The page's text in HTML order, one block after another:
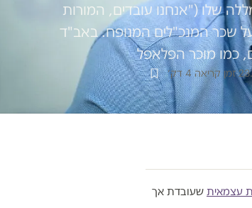
שלו ("אנחנו עובדים, המורות
שכר המנכ"לים המנופח. באב"ד
כמו מוכר הפלאפל
·זמן קריאה 4 דק׳
עצמאית שעובדת אך